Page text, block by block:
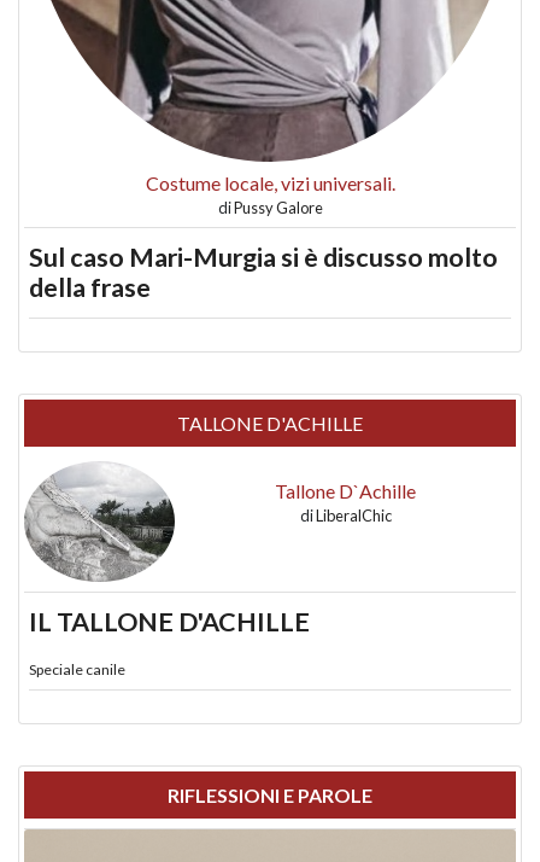
Costume locale, vizi universali.
diPussy Galore
Sul caso Mari-Murgia si è discusso molto
della frase
TALLONE D'ACHILLE
Tallone D`Achille
diLiberalChic
IL TALLONE D'ACHILLE
Speciale canile
RIFLESSIONI E PAROLE